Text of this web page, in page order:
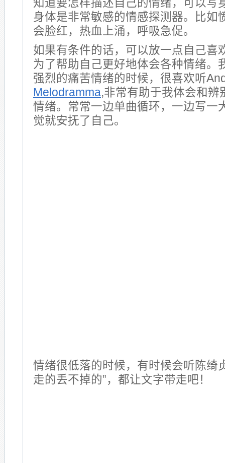
知道要怎样描述自己的情绪，可以写
身体是非常敏感的情感探测器。比如
会脸红，热血上涌，呼吸急促。
如果有条件的话，可以放一点自己喜
为了帮助自己更好地体会各种情绪。
强烈的痛苦情绪的时候，很喜欢听
Melodramma,非常有助于我体会和辨
情绪。常常一边单曲循环，一边写一
觉就安抚了自己。
情绪很低落的时候，有时候会听陈绮
走的丢不掉的”，都让文字带走吧！